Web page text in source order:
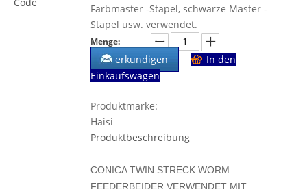
Farbmaster -Stapel, schwarze Master -
Stapel usw. verwendet.
Menge:
erkundigen
In den
Einkaufswagen
Produktmarke:
Haisi
Produktbeschreibung
CONICA TWIN STRECK WORM
FEEDERBEIDER VERWENDET MIT